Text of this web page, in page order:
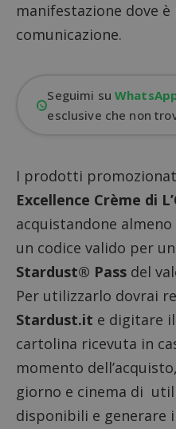
manifestazione dove
comunicazione.
Seguimi su
esclusive che non
I prodotti
Excellence Crème di
acquistandone
un codice valido per un
Stardust® Pass del
Per utilizzarlo dovrai
Stardust.it e digitare
cartolina ricevuta in
momento
giorno e cinema di
disponibili e generare